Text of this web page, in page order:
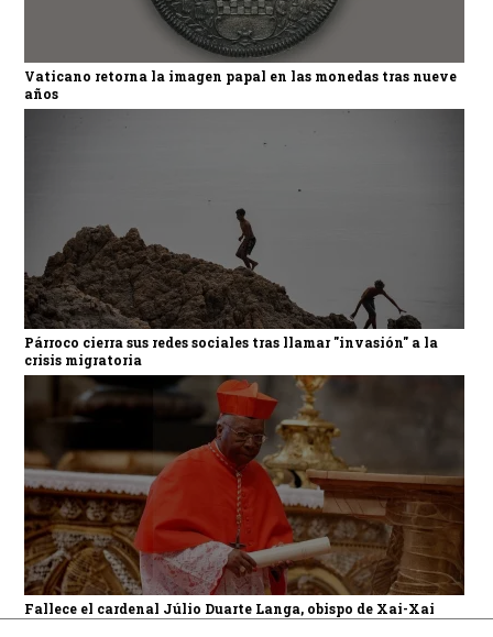
Vaticano retorna la imagen papal en las monedas tras nueve
años
Párroco cierra sus redes sociales tras llamar "invasión" a la
crisis migratoria
Fallece el cardenal Júlio Duarte Langa, obispo de Xai-Xai